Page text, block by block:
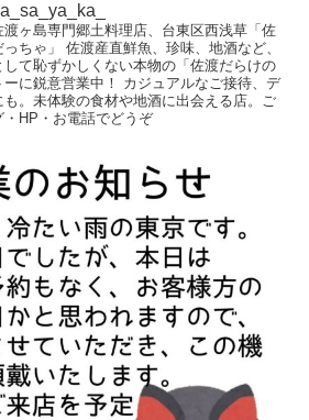
渡ヶ島専門郷土料理店、台東区西浅草「佐
ちゃ」
佐渡産直鮮魚、珍味、地酒など、
て恥ずかしくない本物の「佐渡だらけの
に鋭意営業中！
カジュアルなご接待、デ
も。未体験の食材や地酒に出会える店。ご
HP・お電話でどうぞ